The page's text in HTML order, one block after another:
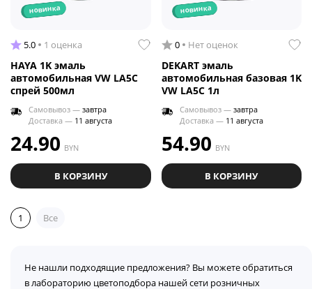
новинка
5.0 1 оценка
HAYA 1K эмаль
автомобильная VW LA5C
спрей 500мл
Самовывоз — завтра
Доставка — 11 августа
24.90 BYN
В КОРЗИНУ
новинка
0 Нет оценок
DEKART эмаль
автомобильная базовая 1K
VW LA5C 1л
Самовывоз — завтра
Доставка — 11 августа
54.90 BYN
В КОРЗИНУ
1 Все
Не нашли подходящие предложения? Вы можете обратиться
в лабораторию цветоподбора нашей сети розничных